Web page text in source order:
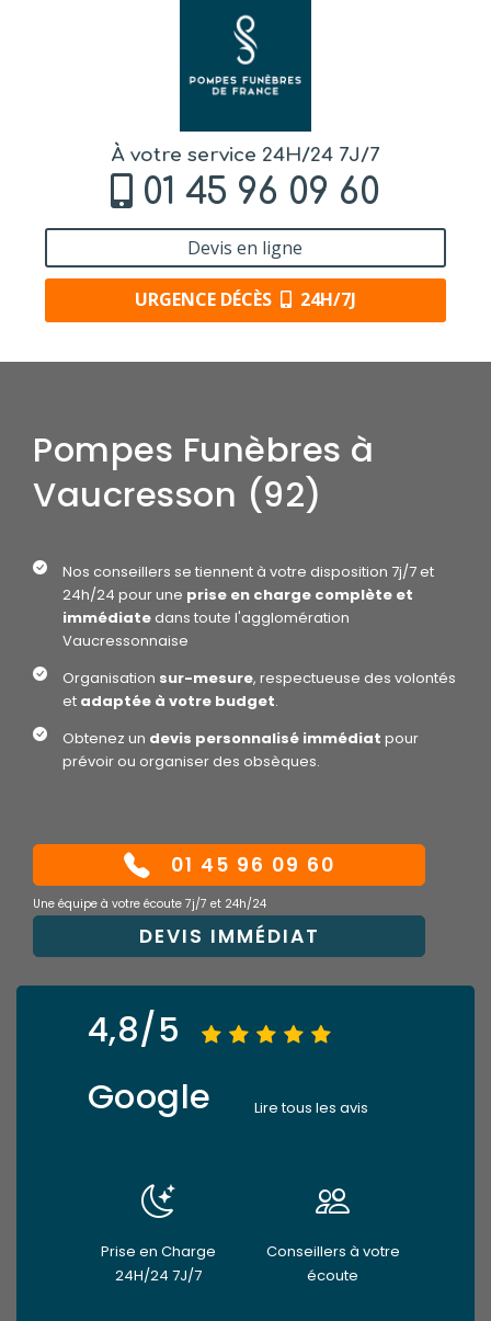
À votre service 24H/24 7J/7
01 45 96 09 60
Devis en ligne
URGENCE DÉCÈS 24H/7J
Pompes Funèbres à
Vaucresson (92)
Nos conseillers se tiennent à votre disposition 7j/7 et
24h/24 pour une prise en charge complète et
immédiatedans toute l'agglomération
Vaucressonnaise
Organisation sur-mesure, respectueuse des volontés
et adaptée à votre budget.
Obtenez un devis personnalisé immédiat pour
prévoir ou organiser des obsèques.
01 45 96 09 60
Une équipe à votre écoute 7j/7 et 24h/24
DEVIS IMMÉDIAT
4,8/5
Google
Lire tous les avis
Prise en Charge
24H/24 7J/7
Conseillers à votre
écoute